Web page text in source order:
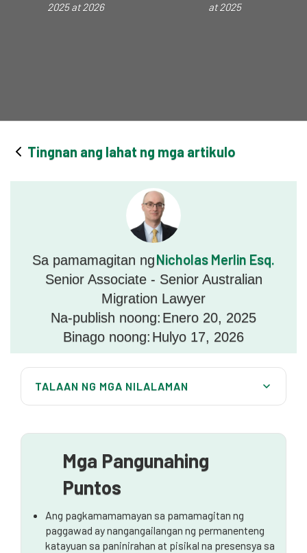
2025 at 2026
at 2025
Tingnan ang lahat ng mga artikulo
Sa pamamagitan ngNicholas Merlin Esq.
Senior Associate - Senior Australian
Migration Lawyer
Na-publish noong: Enero 20, 2025
Binago noong: Hulyo 17, 2026
TALAAN NG MGA NILALAMAN
Ang pagsubok sa pagkamamamayan ng Australia
Mga karaniwang pagkakamali sa mga aplikasyon ng
citizenship
Mga Pangunahing
Puntos
Ang pagkamamamayan sa pamamagitan ng
paggawad ay nangangailangan ng permanenteng
katayuan sa paninirahan at pisikal na presensya sa